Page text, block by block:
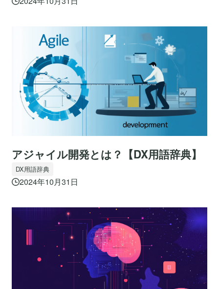
アジャイル開発とは？【DX用語辞典】
DX用語辞典
2024年10月31日